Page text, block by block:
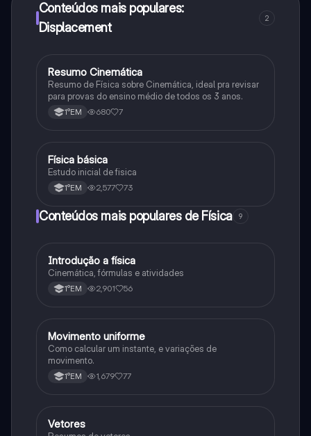
Conteúdos mais populares:
Displacement
2
Física
Resumo Cinemática
Resumo de Física sobre Cinemática, ideal pra revisar
para provas do ensino médio de todos os 3 anos.
1°EM 680 7
Física
Física básica
Estudo inicial de fisica
1°EM 2,577 73
Conteúdos mais populares de Física 9
Física
Introdução a física
Cinemática, fórmulas e atividades
1°EM 2,901 56
Física
Movimento uniforme
Como calcular um instante, e variações de
movimento.
1°EM 1,679 77
Física
Vetores